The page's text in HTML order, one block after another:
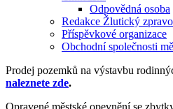
Odpovědná osoba
Redakce Žlutický
Příspěvkové organizace
Obchodní společnosti
Prodej pozemků na výstavbu
naleznete zde.
Opravené městské opevnění se